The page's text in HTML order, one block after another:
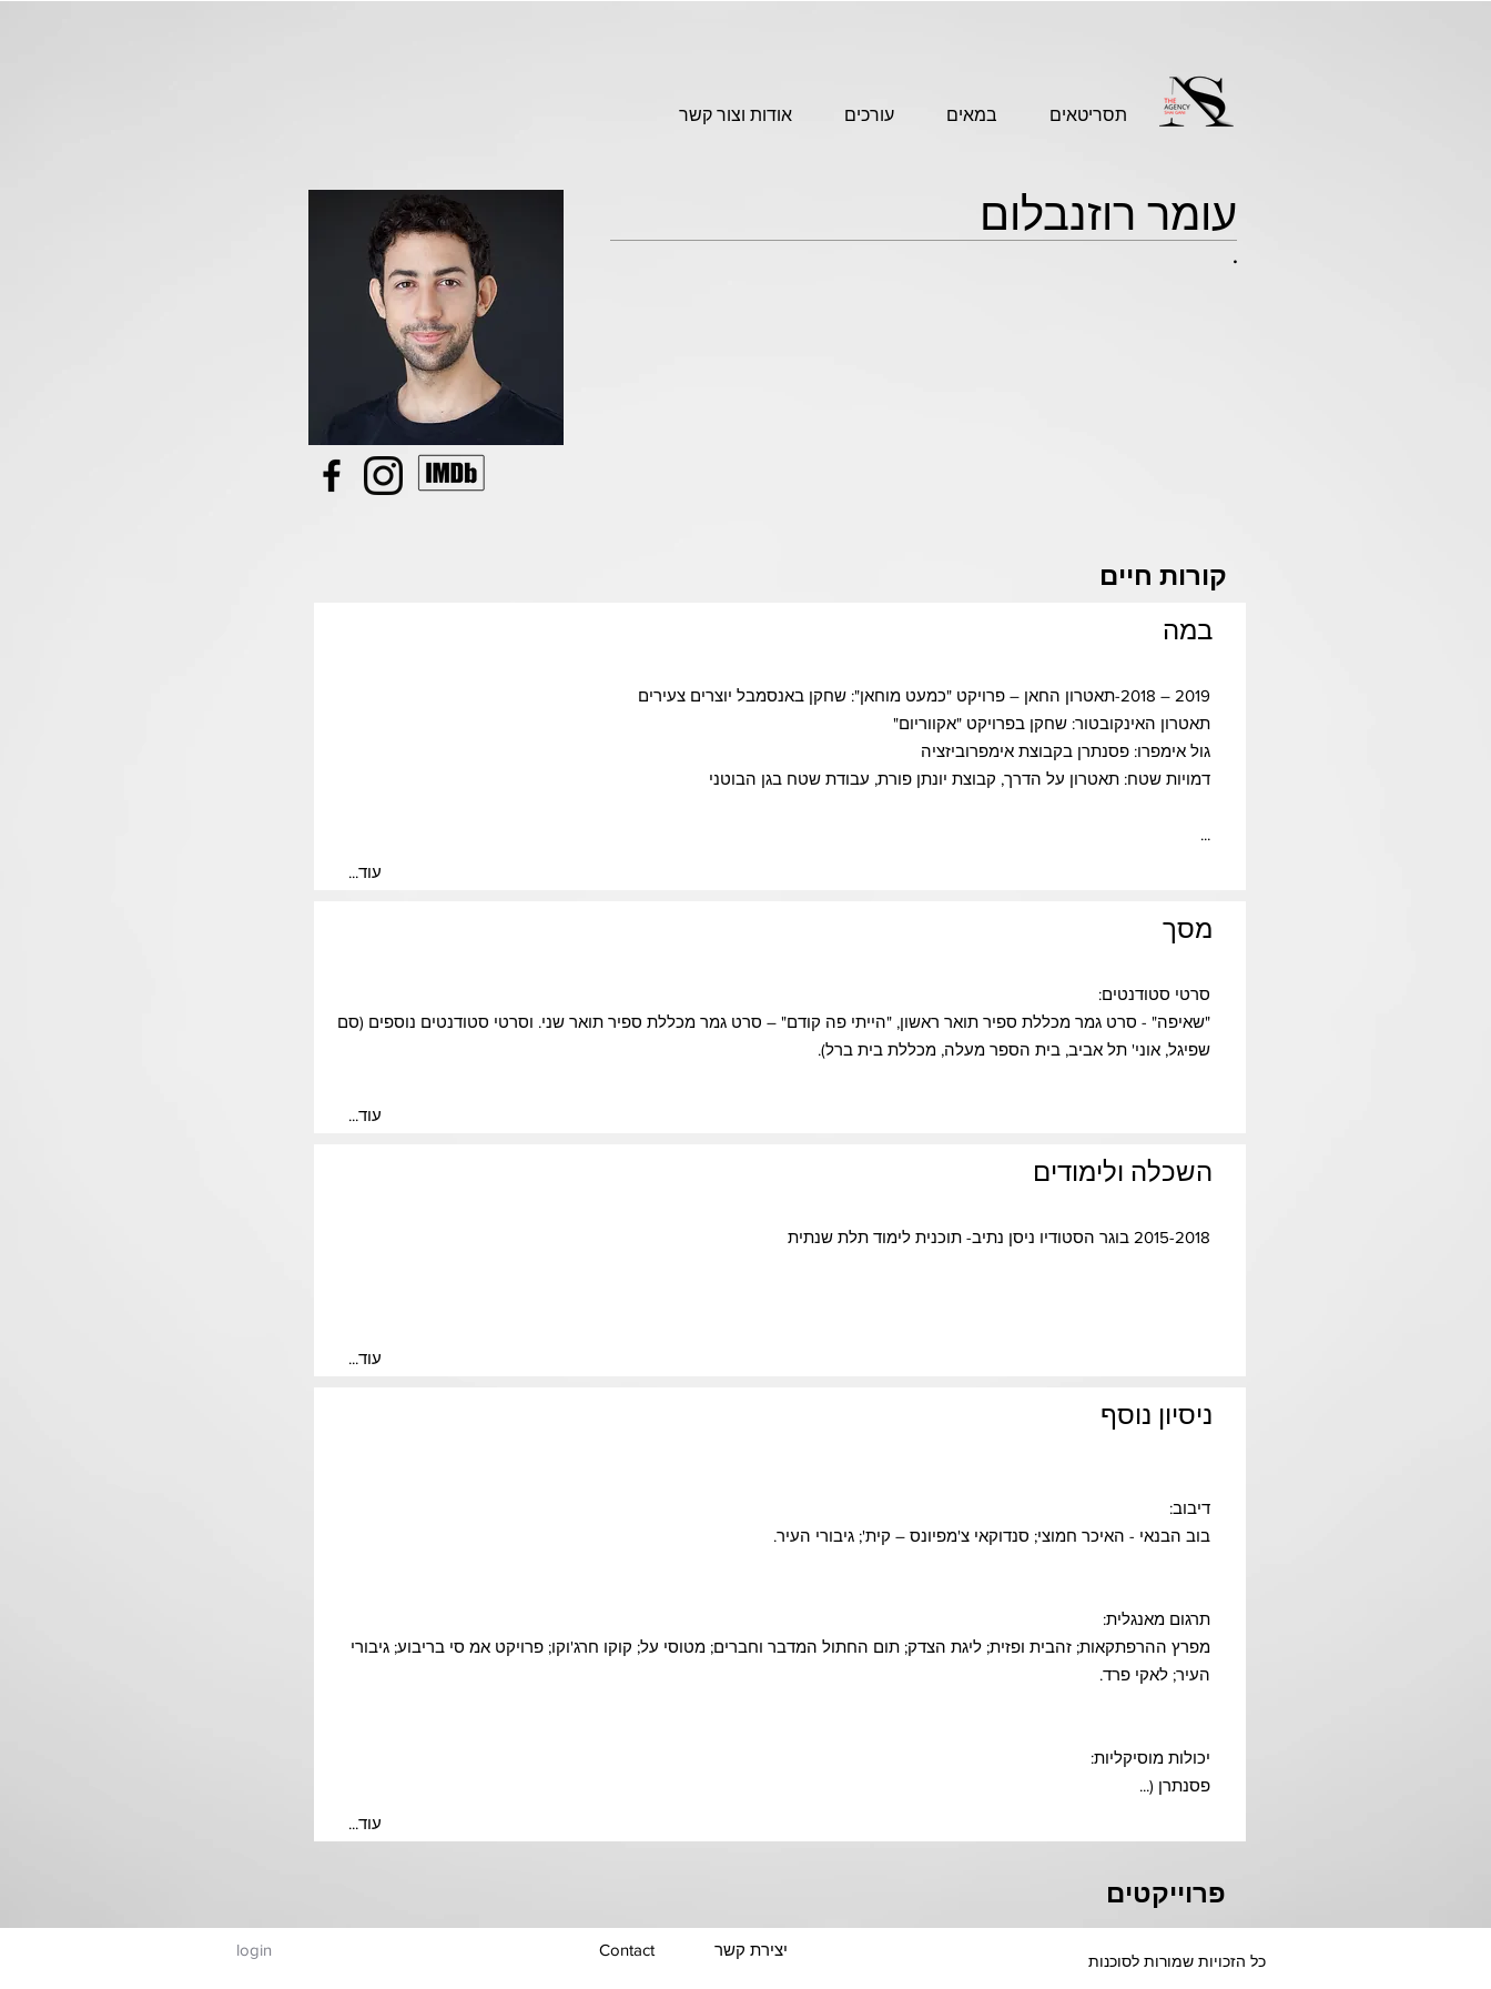
אודות וצור קשר עורכים במאים תסריטאים
עומר רוזנבלום
.
קורות חיים
במה
2019 – 2018-תאטרון החאן – פרויקט "כמעט מוחאן": שחקן באנסמבל יוצרים צעירים
תאטרון האינקובטור: שחקן בפרויקט "אקווריום"
גול אימפרו: פסנתרן בקבוצת אימפרוביזציה
דמויות שטח: תאטרון על הדרך, קבוצת יונתן פורת, עבודת שטח בגן הבוטני
...
...עוד
מסך
סרטי סטודנטים:
"שאיפה" - סרט גמר מכללת ספיר תואר ראשון, "הייתי פה קודם" – סרט גמר מכללת ספיר תואר שני. וסרטי סטודנטים נוספים (סם
שפיגל, אוני' תל אביב, בית הספר מעלה, מכללת בית ברל).
...עוד
השכלה ולימודים
2015-2018 בוגר הסטודיו ניסן נתיב- תוכנית לימוד תלת שנתית​
...עוד
ניסיון נוסף
דיבוב:
בוב הבנאי - האיכר חמוצי; סנדוקאי צ'מפיונס – קית'; גיבורי העיר.
תרגום מאנגלית:
מפרץ ההרפתקאות; זהבית ופזית; ליגת הצדק; תום החתול המדבר וחברים; מטוסי על; קוקו חרג'וקו; פרויקט אמ סי בריבוע; גיבורי
העיר; לאקי פרד.
יכולות מוסיקליות:
פסנתרן (...
...עוד
פרוייקטים
login Contact יצירת קשר
כל הזכויות שמורות לסוכנות